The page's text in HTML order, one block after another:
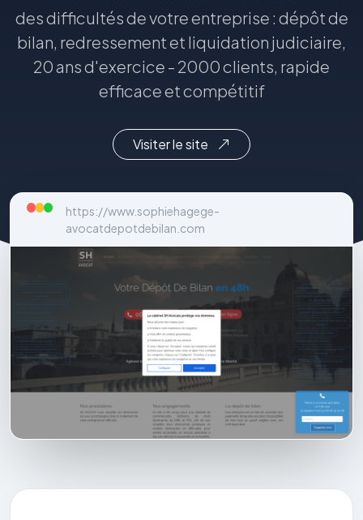
des difficultés de votre entreprise : dépôt de
bilan, redressement et liquidation judiciaire,
20 ans d'exercice - 2000 clients, rapide
efficace et compétitif
Visiter le site
https://www.sophiehagege-
avocatdepotdebilan.com